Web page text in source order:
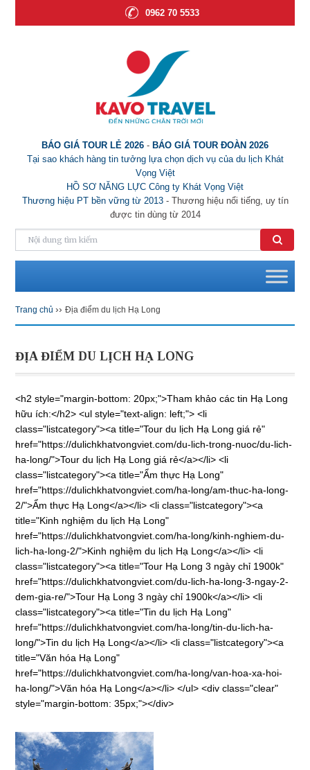
0962 70 5533
BÁO GIÁ TOUR LẺ 2026 - BÁO GIÁ TOUR ĐOÀN 2026
Tại sao khách hàng tin tưởng lựa chọn dịch vụ của du lịch Khát
Vọng Việt
HỒ SƠ NĂNG LỰC Công ty Khát Vọng Việt
Thương hiệu PT bền vững từ 2013- Thương hiệu nổi tiếng, uy tín
được tin dùng từ 2014
Trang chủ ››Địa điểm du lịch Hạ Long
ĐỊA ĐIỂM DU LỊCH HẠ LONG
<h2 style="margin-bottom: 20px;">Tham khảo các tin Hạ Long
hữu ích:</h2> <ul style="text-align: left;"> <li
class="listcategory"><a title="Tour du lịch Hạ Long giá rẻ"
href="https://dulichkhatvongviet.com/du-lich-trong-nuoc/du-lich-
ha-long/">Tour du lịch Hạ Long giá rẻ</a></li> <li
class="listcategory"><a title="Ẩm thực Hạ Long"
href="https://dulichkhatvongviet.com/ha-long/am-thuc-ha-long-
2/">Ẩm thực Hạ Long</a></li> <li class="listcategory"><a
title="Kinh nghiệm du lịch Hạ Long"
href="https://dulichkhatvongviet.com/ha-long/kinh-nghiem-du-
lich-ha-long-2/">Kinh nghiệm du lịch Hạ Long</a></li> <li
class="listcategory"><a title="Tour Hạ Long 3 ngày chỉ 1900k"
href="https://dulichkhatvongviet.com/du-lich-ha-long-3-ngay-2-
dem-gia-re/">Tour Hạ Long 3 ngày chỉ 1900k</a></li> <li
class="listcategory"><a title="Tin du lịch Hạ Long"
href="https://dulichkhatvongviet.com/ha-long/tin-du-lich-ha-
long/">Tin du lịch Hạ Long</a></li> <li class="listcategory"><a
title="Văn hóa Hạ Long"
href="https://dulichkhatvongviet.com/ha-long/van-hoa-xa-hoi-
ha-long/">Văn hóa Hạ Long</a></li> </ul> <div class="clear"
style="margin-bottom: 35px;"></div>